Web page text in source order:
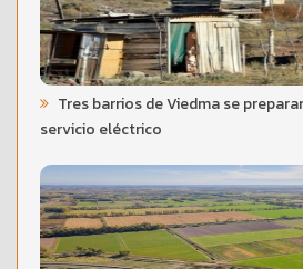
Tres barrios de Viedma se
servicio eléctrico